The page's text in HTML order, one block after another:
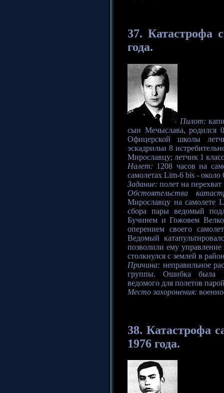
37. Катастрофа
года.
Пилот:
сын Мечыслава, родился
Офицерской школы
эскадрильи 8
Мирославцу; летчик 1
Налет: 1208 часов на
самолетах Lim-6 bis - около
Задание: полет на
Обстоятельства
Мирославцу на самолете
сбора пары ведомый
Бучинем и Гожовем
оперением своего
Ведомый
позволили ему
столкнулся с землей в
Причина: неправильное
группы. Ошибка была
ведомого для полетов
Место захоронения:
38. Катастрофа
1976 года.